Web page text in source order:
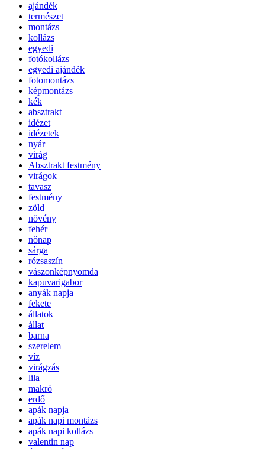
ajándék
természet
montázs
kollázs
egyedi
fotókollázs
egyedi ajándék
fotomontázs
képmontázs
kék
absztrakt
idézet
idézetek
nyár
virág
Absztrakt festmény
virágok
tavasz
festmény
zöld
növény
fehér
nőnap
sárga
rózsaszín
vászonképnyomda
kapuvarigabor
anyák napja
fekete
állatok
állat
barna
szerelem
víz
virágzás
lila
makró
erdő
apák napja
apák napi montázs
apák napi kollázs
valentin nap